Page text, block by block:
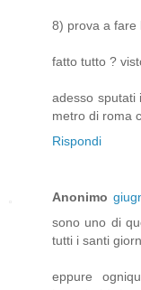
8) prova a fare
fatto tutto ?
adesso sputati
metro di roma
Rispondi
Anonimo
sono uno di
tutti i santi
eppure